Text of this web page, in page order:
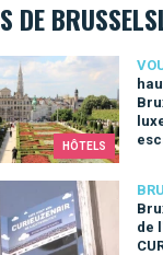
DE
HÔTELS
end haut de
de
et la qualité de